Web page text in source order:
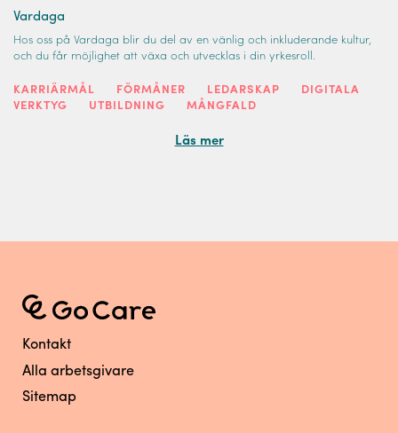
Vardaga
Hos oss på Vardaga blir du del av en vänlig och inkluderande kultur,
och du får möjlighet att växa och utvecklas i din yrkesroll.
KARRIÄRMÅL FÖRMÅNER LEDARSKAP
DIGITALA
VERKTYG
UTBILDNING MÅNGFALD
Läs mer
Kontakt
Alla arbetsgivare
Sitemap